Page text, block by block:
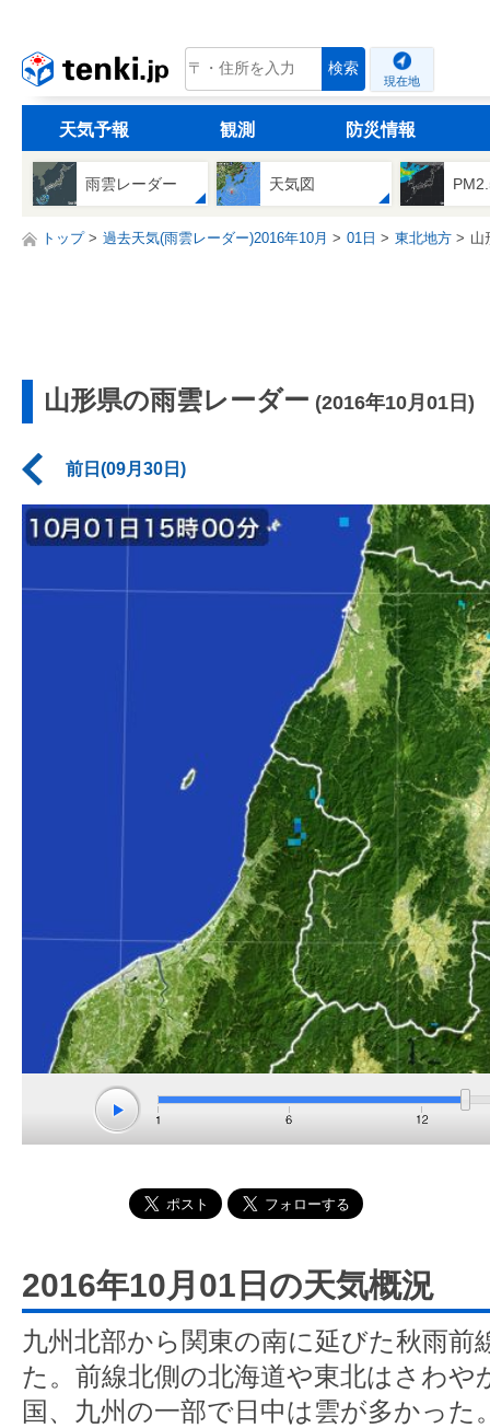
tenki.jp 検索
現在地
天気予報 観測 防災情報
雨雲レーダー 天気図
トップ 過去天気(雨雲レーダー)2016年10月 01日 東北地方 山
山形県の雨雲レーダー (2016年10月01日)
前日(09月30日)
2016年10月01日の天気概況
九州北部から関東の南に延びた秋雨前
た。前線北側の北海道や東北はさわや
国、九州の一部で日中は雲が多かった